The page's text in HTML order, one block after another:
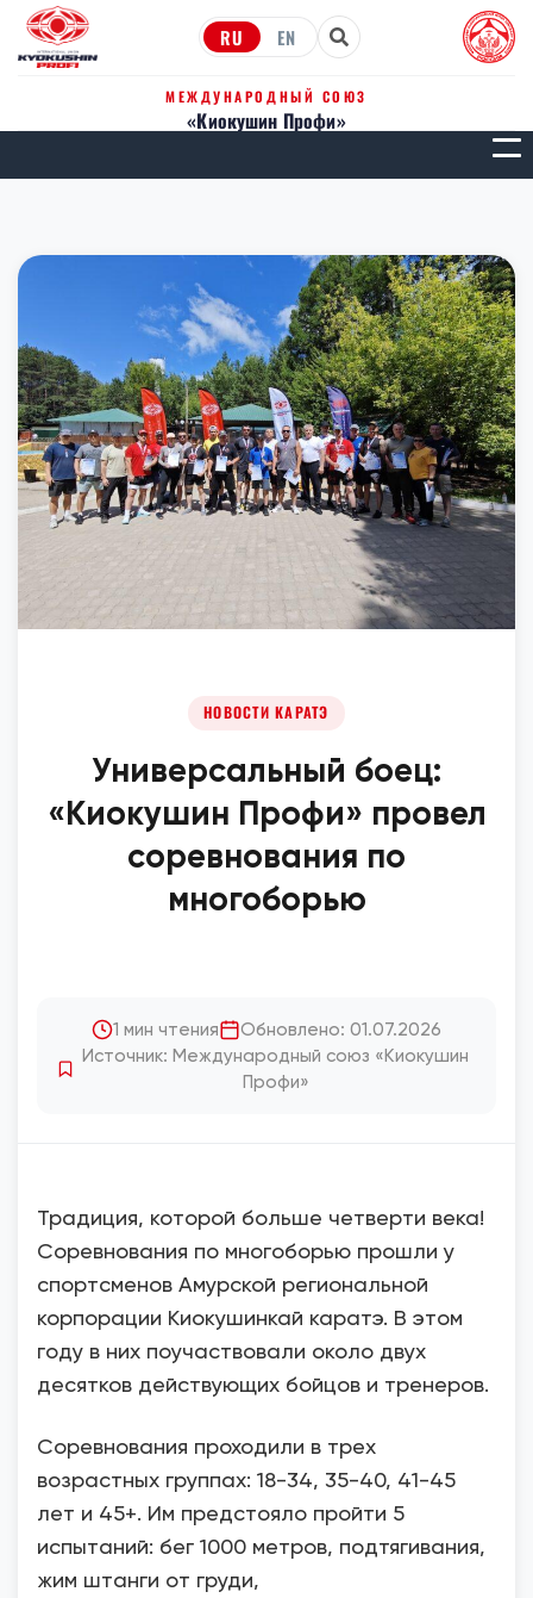
RU EN
МЕЖДУНАРОДНЫЙ СОЮЗ
«Киокушин Профи»
НОВОСТИ КАРАТЭ
Универсальный боец:
«Киокушин Профи» провел
соревнования по
многоборью
1 мин чтения
Обновлено: 01.07.2026
Источник: Международный союз «Киокушин
Профи»
Традиция, которой больше четверти века!
Соревнования по многоборью прошли у
спортсменов Амурской региональной
корпорации Киокушинкай каратэ. В этом
году в них поучаствовали около двух
десятков действующих бойцов и тренеров.
Соревнования проходили в трех
возрастных группах: 18-34, 35-40, 41-45
лет и 45+. Им предстояло пройти 5
испытаний: бег 1000 метров, подтягивания,
жим штанги от груди,